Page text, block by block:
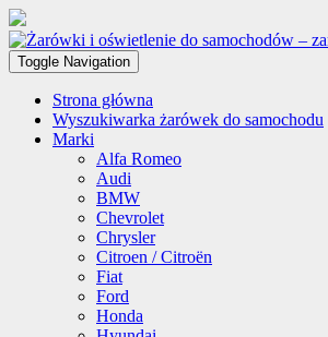
Toggle Navigation
Strona główna
Wyszukiwarka żarówek do samochodu
Marki
Alfa Romeo
Audi
BMW
Chevrolet
Chrysler
Citroen / Citroën
Fiat
Ford
Honda